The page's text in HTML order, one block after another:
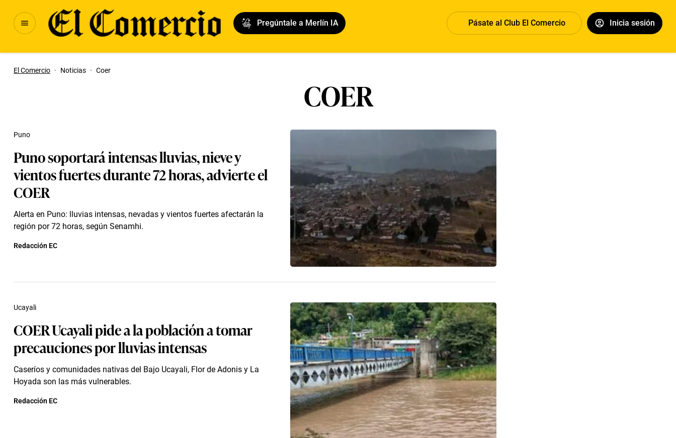
Pregúntale a Merlín IA Pásate al Club El Comercio Inicia sesión
El Comercio · Noticias · Coer
COER
Puno soportará intensas lluvias, nieve y
vientos fuertes durante 72 horas, advierte el
COER
Alerta en Puno: lluvias intensas, nevadas y vientos fuertes afectarán la
región por 72 horas, según Senamhi.
Puno
Redacción EC
COER Ucayali pide a la población a tomar
precauciones por lluvias intensas
Caseríos y comunidades nativas del Bajo Ucayali, Flor de Adonis y La
Hoyada son las más vulnerables.
Ucayali
Redacción EC